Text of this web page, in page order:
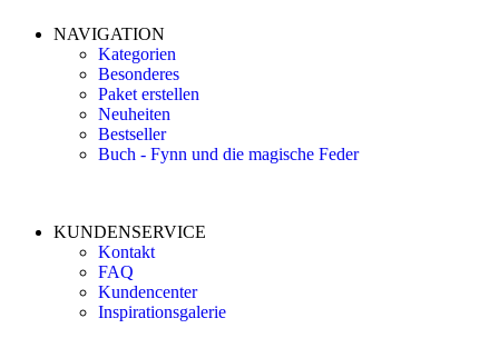
NAVIGATION
Kategorien
Besonderes
Paket erstellen
Neuheiten
Bestseller
Buch - Fynn und die magische Feder
KUNDENSERVICE
Kontakt
FAQ
Kundencenter
Inspirationsgalerie